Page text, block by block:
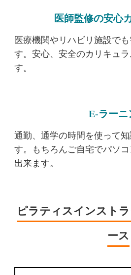
医師監修の安心
医療機関やリハビリ施設で
す。安心、安全のカリキュ
す。
E-ラーニ
通勤、通学の時間を使って
す。もちろんご自宅でパソ
出来ます。
ピラティスインスト
ース